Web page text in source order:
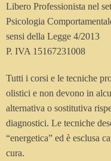
Libero Professionista nel
Psicologia
sensi della Legge 4/2013
P. IVA 15167231008
Tutti i corsi e le tecniche
olistici e non devono in
alternativa o sostitutiva
diagnostici. Le tecniche
“energetica” ed è esclusa
cura.